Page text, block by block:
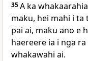
35A ka
maku, hei mahi i
pai ai, maku ano e
haereere ia i nga
whakawahi ai.